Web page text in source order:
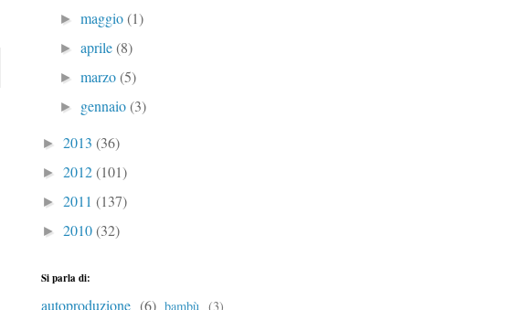
►maggio(1)
►aprile(8)
►marzo(5)
► gennaio(3)
► 2013 (36)
► 2012(101)
► 2011 (137)
► 2010(32)
Si parla di:
autoproduzione (6) bambù (3)